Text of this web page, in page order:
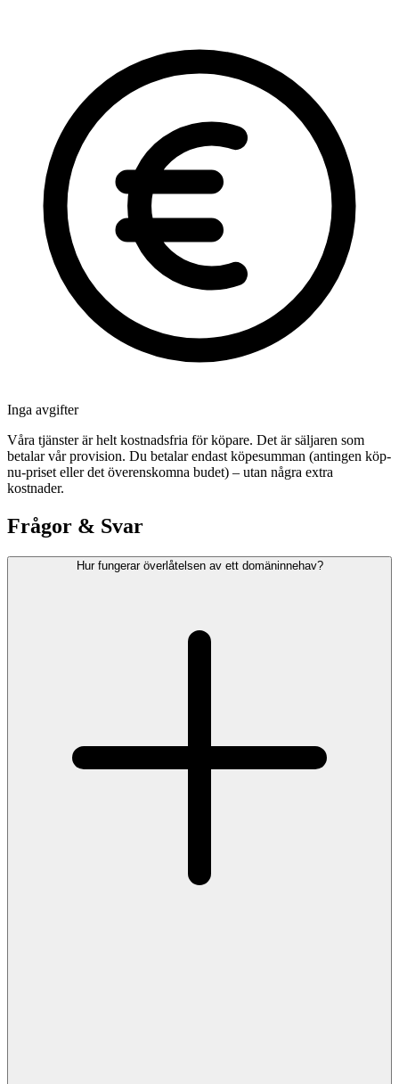
Inga avgifter
Våra tjänster är helt kostnadsfria för köpare. Det är säljaren som
betalar vår provision. Du betalar endast köpesumman (antingen köp-
nu-priset eller det överenskomna budet) – utan några extra
kostnader.
Frågor & Svar
Hur fungerar överlåtelsen av ett domäninnehav?